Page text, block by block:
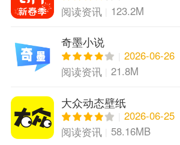
阅读资讯
123.2M
奇墨小说
2026-06-26
阅读资讯
21.8M
大众动态壁纸
2026-06-25
阅读资讯
58.16MB